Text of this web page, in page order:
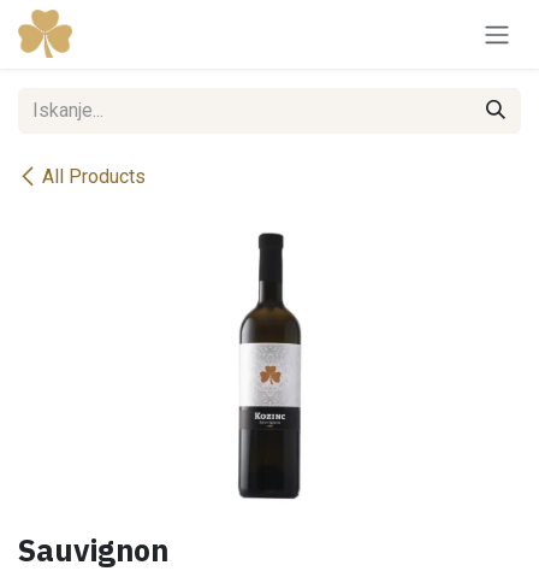
Skip to Content
All Products
Sauvignon